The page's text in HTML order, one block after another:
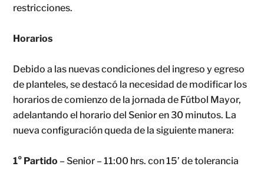
restricciones.
Horarios
Debido a las nuevas condiciones del ingreso y egreso
de planteles, se destacó la necesidad de modificar los
horarios de comienzo de la jornada de Fútbol Mayor,
adelantando el horario del Senior en 30 minutos. La
nueva configuración queda de la siguiente manera:
1° Partido – Senior – 11:00 hrs. con 15’ de tolerancia